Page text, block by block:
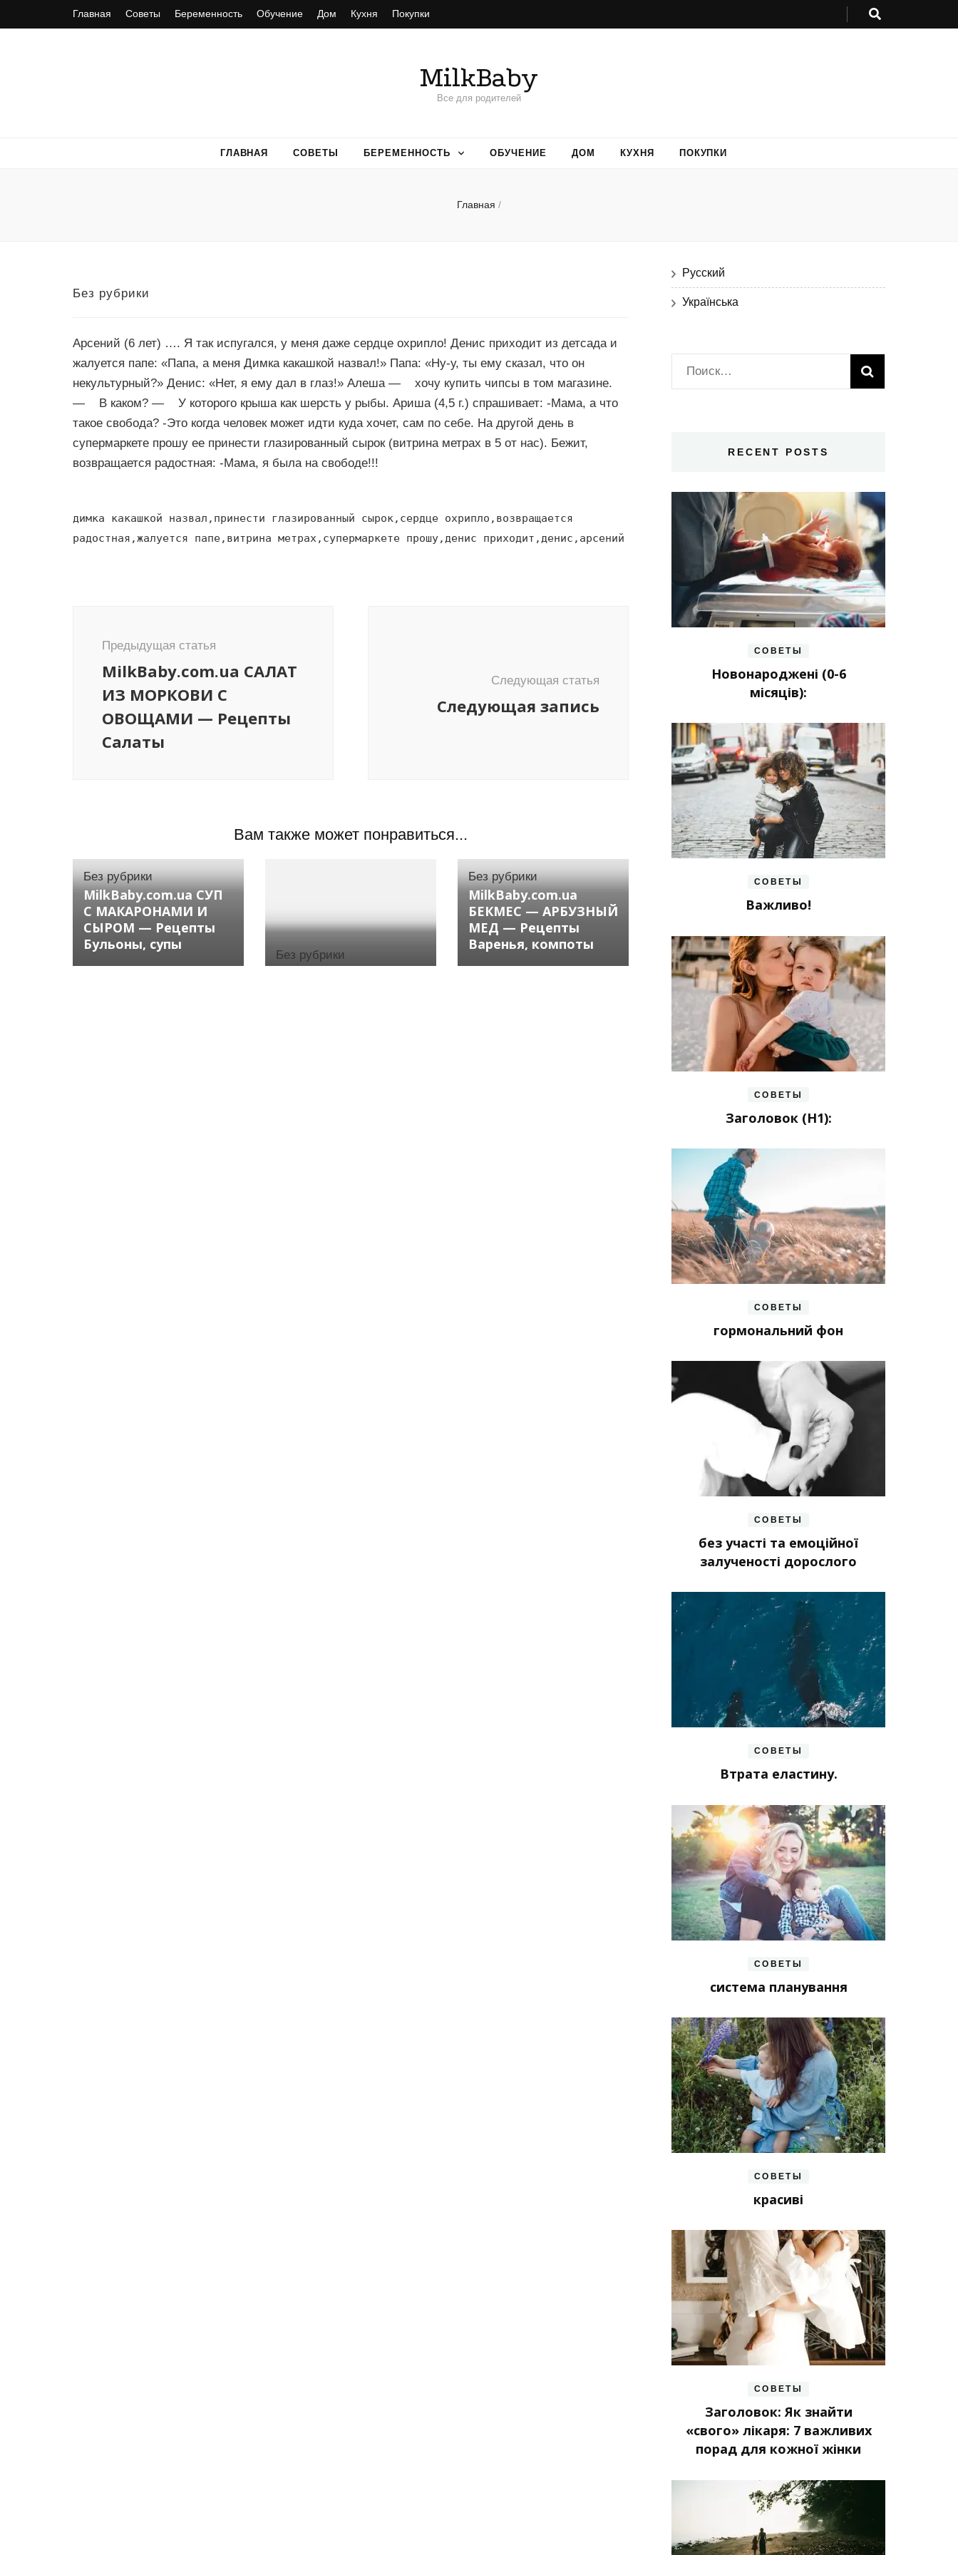
Главная Советы Беременность Обучение Дом Кухня Покупки
MilkBaby
Все для родителей
ГЛАВНАЯ СОВЕТЫ БЕРЕМЕННОСТЬ ОБУЧЕНИЕ ДОМ КУХНЯ ПОКУПКИ
Главная /
Без рубрики
Арсений (6 лет) …. Я так испугался, у меня даже сердце охрипло! Денис приходит из детсада и
жалуется папе: «Папа, а меня Димка какашкой назвал!» Папа: «Ну-у, ты ему сказал, что он
некультурный?» Денис: «Нет, я ему дал в глаз!» Алеша — хочу купить чипсы в том магазине.
— В каком? — У которого крыша как шерсть у рыбы. Ариша (4,5 г.) спрашивает: -Мама, а что
такое свобода? -Это когда человек может идти куда хочет, сам по себе. На другой день в
супермаркете прошу ее принести глазированный сырок (витрина метрах в 5 от нас). Бежит,
возвращается радостная: -Мама, я была на свободе!!!
димка какашкой назвал,принести глазированный сырок,сердце охрипло,возвращается
радостная,жалуется папе,витрина метрах,супермаркете прошу,денис приходит,денис,арсений
записям
Предыдущая статья
MilkBaby.com.ua САЛАТ
ИЗ МОРКОВИ С
ОВОЩАМИ — Рецепты
Салаты
Следующая статья
Следующая запись
Вам также может понравиться...
Без рубрики
MilkBaby.com.ua СУП
С МАКАРОНАМИ И
СЫРОМ — Рецепты
Бульоны, супы
Без рубрики
Без рубрики
MilkBaby.com.ua
БЕКМЕС — АРБУЗНЫЙ
МЕД — Рецепты
Варенья, компоты
Русский
Українська
Найти:
RECENT POSTS
СОВЕТЫ
Новонароджені (0-6
місяців):
СОВЕТЫ
Важливо!
СОВЕТЫ
Заголовок (H1):
СОВЕТЫ
гормональний фон
СОВЕТЫ
без участі та емоційної
залученості дорослого
СОВЕТЫ
Втрата еластину.
СОВЕТЫ
система планування
СОВЕТЫ
красиві
СОВЕТЫ
Заголовок: Як знайти
«свого» лікаря: 7 важливих
порад для кожної жінки